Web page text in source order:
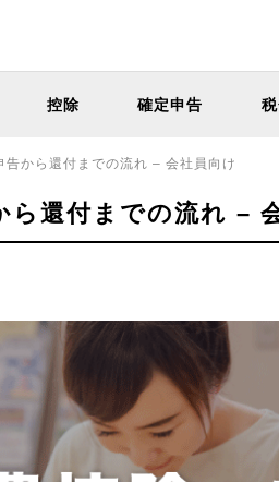
控除 確定申告
告から還付までの流れ – 会社員向け
ら還付までの流れ –